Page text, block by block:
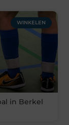
WINKELEN
in Berkel